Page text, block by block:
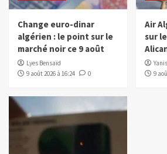
Change euro-dinar
algérien : le point sur le
marché noir ce 9 août
Lyes Bensaïd
9 août 2026 à 16:24
0
Air
sur
9